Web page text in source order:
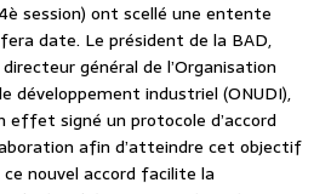
session) ont scellé une entente
date. Le président de la BAD,
général de l’Organisation
développement industriel (ONUDI),
effet signé un protocole d’accord
afin d’atteindre cet objectif
ce nouvel accord facilite la